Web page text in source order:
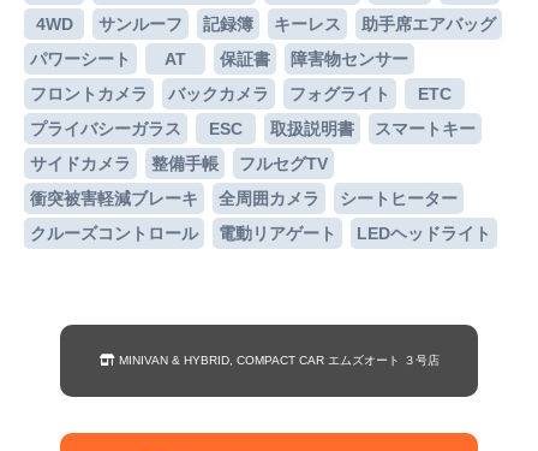
4WD
サンルーフ 記録簿 キーレス
助手席エアバッグ
パワーシート
AT 保証書
障害物センサー
フロントカメラ
バックカメラ フォグライト
ETC
プライバシーガラス
ESC 取扱説明書
スマートキー
サイドカメラ
整備手帳
フルセグTV
衝突被害軽減ブレーキ
全周囲カメラ
シートヒーター
クルーズコントロール
電動リアゲート LEDヘッドライト
MINIVAN & HYBRID, COMPACT CAR エムズオート ３号店